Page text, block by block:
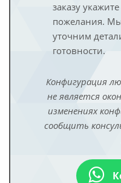
заказу
пожелания.
уточним
готовности.
Конфигурация
не является
изменениях
сообщить